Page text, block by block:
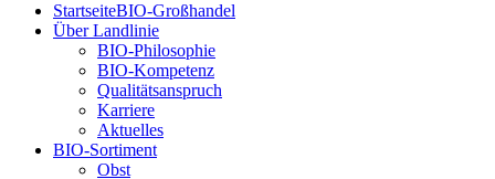
StartseiteBIO-Großhandel
Über Landlinie
BIO-Philosophie
BIO-Kompetenz
Qualitätsanspruch
Karriere
Aktuelles
BIO-Sortiment
Obst